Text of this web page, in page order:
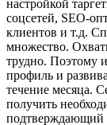
настройкой
соцсетей, SEO-
клиентов и т.д.
множество.
трудно. Поэтому
профиль и
течение месяца.
получить
подтверждающий